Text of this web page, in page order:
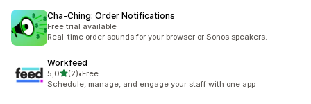
Cha‑Ching: Order Notifications
Free trial available
Real-time order sounds for your browser or Sonos speakers.
Workfeed
5,0/ 5 tähteä
(2)
2 arvostelua yhteensä
•Free
Schedule, manage, and engage your staff with one app